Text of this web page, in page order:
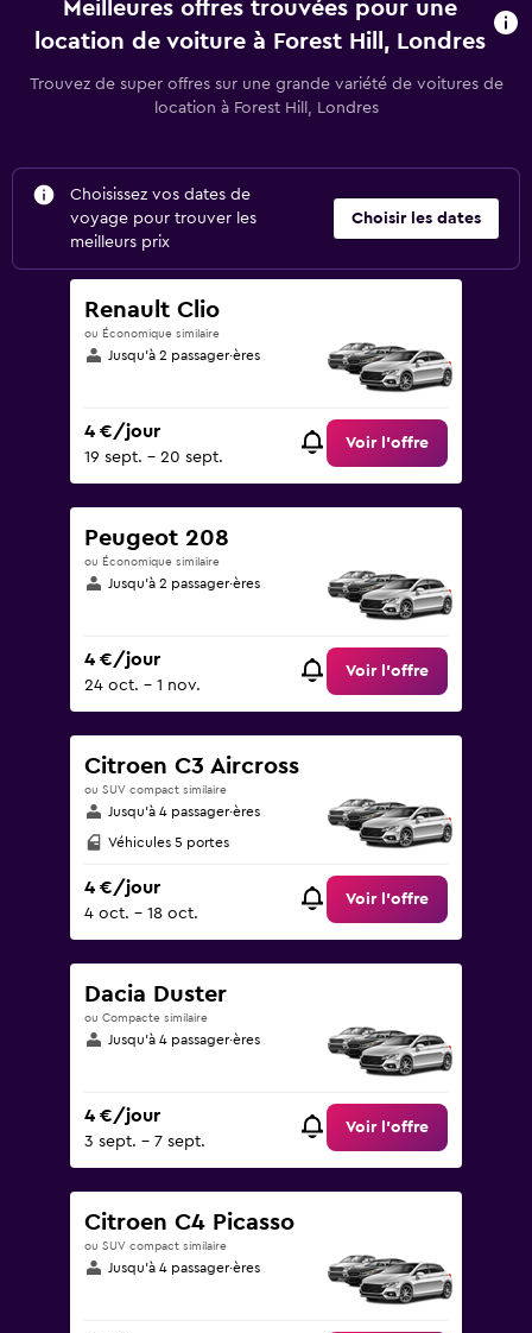
Meilleures offres trouvées pour une
location de voiture à Forest Hill, Londres
Trouvez de super offres sur une grande variété de voitures de
location à Forest Hill, Londres
Choisissez vos dates de
voyage pour trouver les
meilleurs prix
Choisir les dates
Renault Clio
ou Économique similaire
Jusqu’à 2 passager·ères
4 €/jour
19 sept. - 20 sept.
Voir l’offre
Peugeot 208
ou Économique similaire
Jusqu’à 2 passager·ères
4 €/jour
24 oct. - 1 nov.
Voir l’offre
Citroen C3 Aircross
ou SUV compact similaire
Jusqu’à 4 passager·ères
Véhicules 5 portes
4 €/jour
4 oct. - 18 oct.
Voir l’offre
Dacia Duster
ou Compacte similaire
Jusqu’à 4 passager·ères
4 €/jour
3 sept. - 7 sept.
Voir l’offre
Citroen C4 Picasso
ou SUV compact similaire
Jusqu’à 4 passager·ères